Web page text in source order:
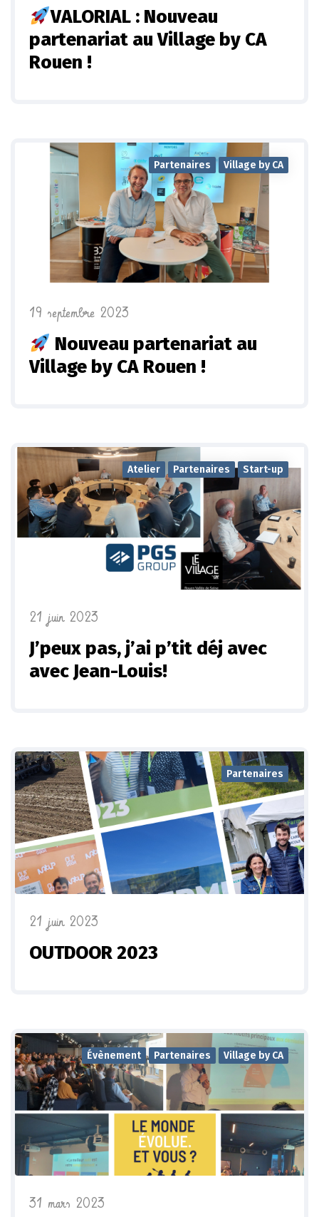
VALORIAL : Nouveau
partenariat au Village by CA
Rouen !
Partenaires Village by CA
19 septembre 2023
Nouveau partenariat au
Village by CA Rouen !
Atelier Partenaires Start-up
21 juin 2023
J’peux pas, j’ai p’tit déj avec
avec Jean-Louis!
Partenaires
21 juin 2023
OUTDOOR 2023
Évènement Partenaires Village by CA
31 mars 2023